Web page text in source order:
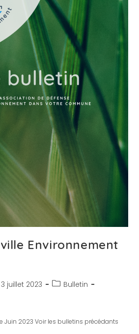
Environnement
3 juillet 2023
Bulletin
Juin 2023 Voir les bulletins précédants